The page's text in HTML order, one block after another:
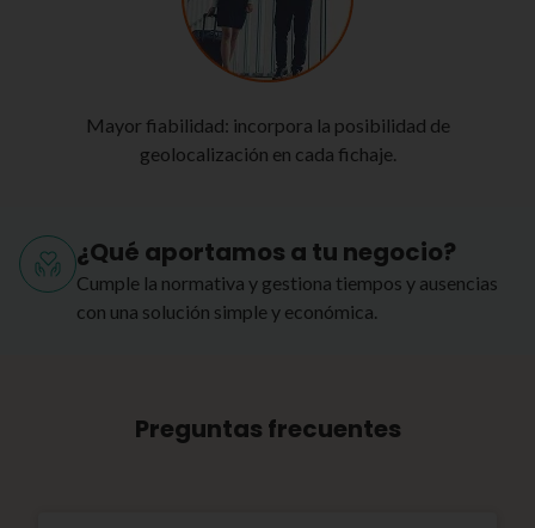
Mayor fiabilidad: incorpora la posibilidad de
geolocalización en cada fichaje.
¿Qué aportamos a tu negocio?
Cumple la normativa y gestiona tiempos y ausencias
con una solución simple y económica.
Preguntas frecuentes